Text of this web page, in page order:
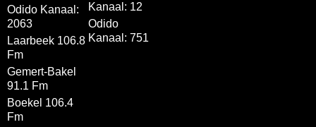
Odido Kanaal:
2063
Laarbeek 106.8
Fm
Gemert-Bakel
91.1 Fm
Boekel 106.4
Fm
Kanaal: 12
Odido
Kanaal: 751